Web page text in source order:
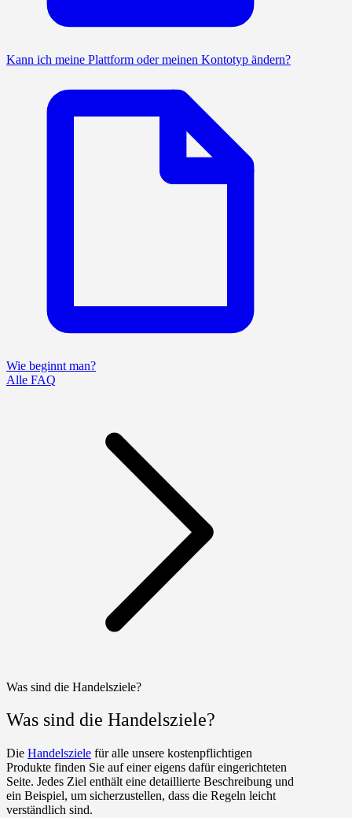
Kann ich meine Plattform oder meinen Kontotyp ändern?
Wie beginnt man?
Alle FAQ
Was sind die Handelsziele?
Was sind die Handelsziele?
Die Handelsziele für alle unsere kostenpflichtigen
Produkte finden Sie auf einer eigens dafür eingerichteten
Seite. Jedes Ziel enthält eine detaillierte Beschreibung und
ein Beispiel, um sicherzustellen, dass die Regeln leicht
verständlich sind.